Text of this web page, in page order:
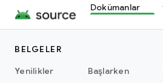
Dokümanlar
BELGELER
Yenilikler
Başlarken